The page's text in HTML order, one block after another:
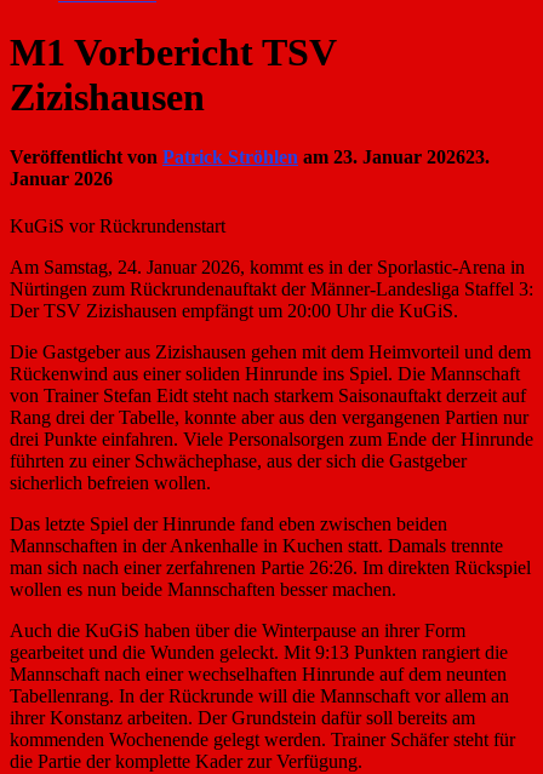
M1 Vorbericht TSV
Zizishausen
Veröffentlicht von Patrick Ströhlen am 23. Januar 202623.
Januar 2026
KuGiS vor Rückrundenstart
Am Samstag, 24. Januar 2026, kommt es in der Sporlastic-Arena in
Nürtingen zum Rückrundenauftakt der Männer-Landesliga Staffel 3:
Der TSV Zizishausen empfängt um 20:00 Uhr die KuGiS.
Die Gastgeber aus Zizishausen gehen mit dem Heimvorteil und dem
Rückenwind aus einer soliden Hinrunde ins Spiel. Die Mannschaft
von Trainer Stefan Eidt steht nach starkem Saisonauftakt derzeit auf
Rang drei der Tabelle, konnte aber aus den vergangenen Partien nur
drei Punkte einfahren. Viele Personalsorgen zum Ende der Hinrunde
führten zu einer Schwächephase, aus der sich die Gastgeber
sicherlich befreien wollen.
Das letzte Spiel der Hinrunde fand eben zwischen beiden
Mannschaften in der Ankenhalle in Kuchen statt. Damals trennte
man sich nach einer zerfahrenen Partie 26:26. Im direkten Rückspiel
wollen es nun beide Mannschaften besser machen.
Auch die KuGiS haben über die Winterpause an ihrer Form
gearbeitet und die Wunden geleckt. Mit 9:13 Punkten rangiert die
Mannschaft nach einer wechselhaften Hinrunde auf dem neunten
Tabellenrang. In der Rückrunde will die Mannschaft vor allem an
ihrer Konstanz arbeiten. Der Grundstein dafür soll bereits am
kommenden Wochenende gelegt werden. Trainer Schäfer steht für
die Partie der komplette Kader zur Verfügung.